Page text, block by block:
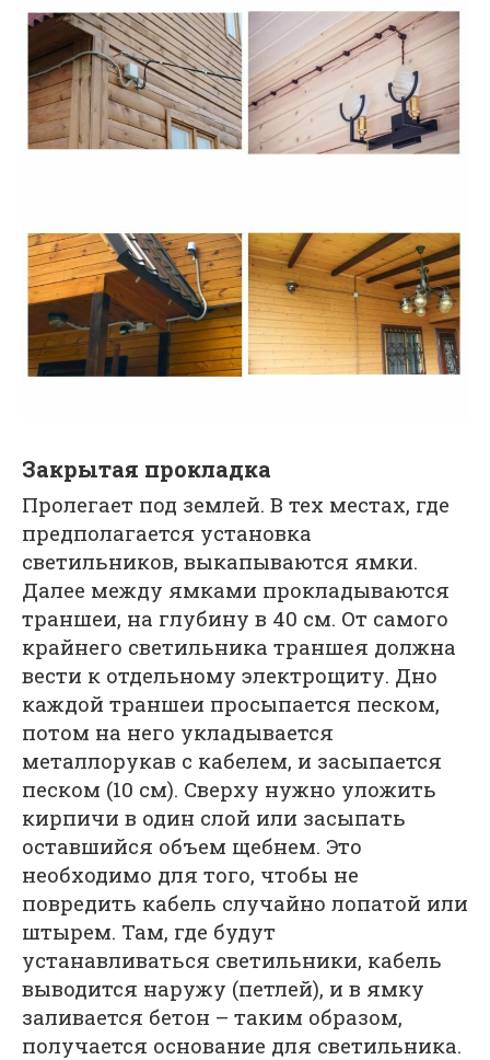
Закрытая прокладка
Пролегает под землей. В тех местах, где
предполагается установка
светильников, выкапываются ямки.
Далее между ямками прокладываются
траншеи, на глубину в 40 см. От самого
крайнего светильника траншея должна
вести к отдельному электрощиту. Дно
каждой траншеи просыпается песком,
потом на него укладывается
металлорукав с кабелем, и засыпается
песком (10 см). Сверху нужно уложить
кирпичи в один слой или засыпать
оставшийся объем щебнем. Это
необходимо для того, чтобы не
повредить кабель случайно лопатой или
штырем. Там, где будут
устанавливаться светильники, кабель
выводится наружу (петлей), и в ямку
заливается бетон – таким образом,
получается основание для светильника.